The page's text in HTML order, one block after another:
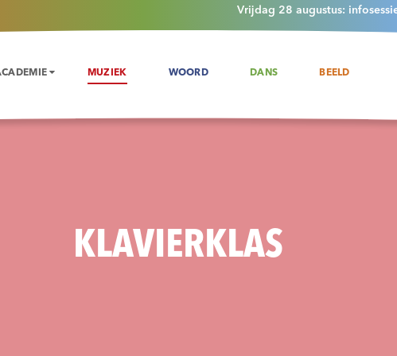
Vrijdag 28 augustus:
MUZIEK WOORD DANS BEELD
KLAVIERKLAS